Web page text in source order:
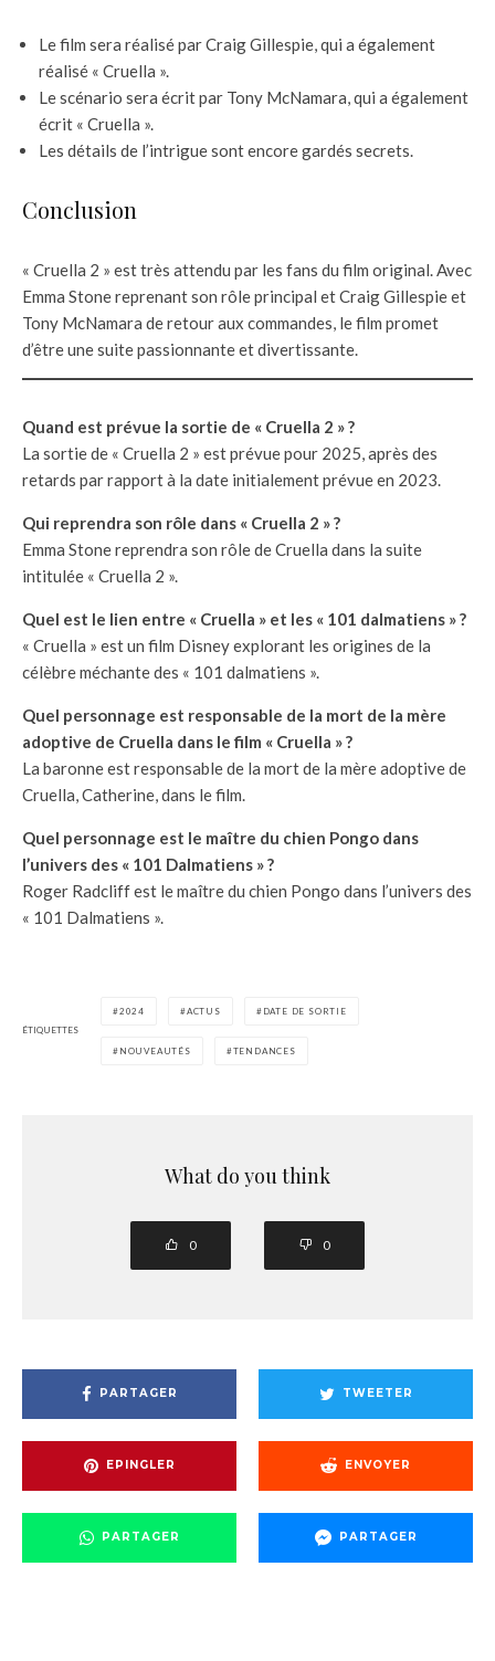
Le film sera réalisé par Craig Gillespie, qui a également
réalisé « Cruella ».
Le scénario sera écrit par Tony McNamara, qui a également
écrit « Cruella ».
Les détails de l’intrigue sont encore gardés secrets.
Conclusion
« Cruella 2 » est très attendu par les fans du film original. Avec
Emma Stone reprenant son rôle principal et Craig Gillespie et
Tony McNamara de retour aux commandes, le film promet
d’être une suite passionnante et divertissante.
Quand est prévue la sortie de « Cruella 2 » ?
La sortie de « Cruella 2 » est prévue pour 2025, après des
retards par rapport à la date initialement prévue en 2023.
Qui reprendra son rôle dans « Cruella 2 » ?
Emma Stone reprendra son rôle de Cruella dans la suite
intitulée « Cruella 2 ».
Quel est le lien entre « Cruella » et les « 101 dalmatiens » ?
« Cruella » est un film Disney explorant les origines de la
célèbre méchante des « 101 dalmatiens ».
Quel personnage est responsable de la mort de la mère
adoptive de Cruella dans le film « Cruella » ?
La baronne est responsable de la mort de la mère adoptive de
Cruella, Catherine, dans le film.
Quel personnage est le maître du chien Pongo dans
l’univers des « 101 Dalmatiens » ?
Roger Radcliff est le maître du chien Pongo dans l’univers des
« 101 Dalmatiens ».
ÉTIQUETTES
2024 ACTUS DATE DE SORTIE
NOUVEAUTÉS TENDANCES
What do you think
0 0
PARTAGER TWEETER
EPINGLER ENVOYER
PARTAGER PARTAGER